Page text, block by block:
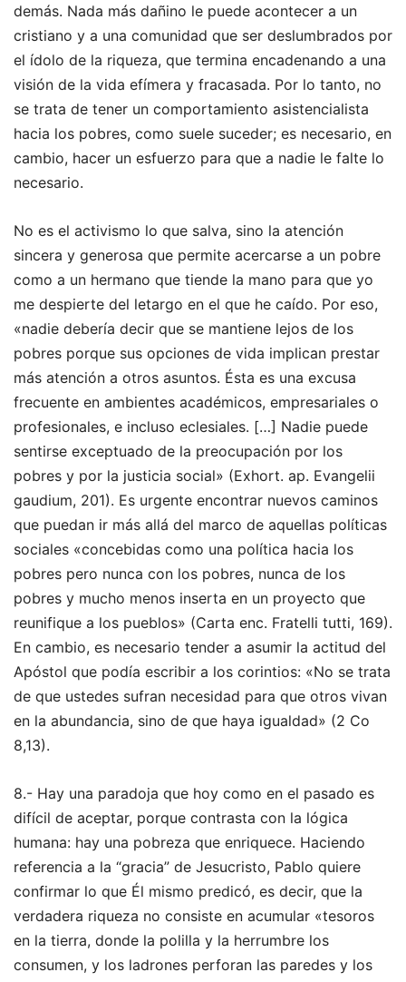
demás. Nada más dañino le puede acontecer a un
cristiano y a una comunidad que ser deslumbrados por
el ídolo de la riqueza, que termina encadenando a una
visión de la vida efímera y fracasada. Por lo tanto, no
se trata de tener un comportamiento asistencialista
hacia los pobres, como suele suceder; es necesario, en
cambio, hacer un esfuerzo para que a nadie le falte lo
necesario.
No es el activismo lo que salva, sino la atención
sincera y generosa que permite acercarse a un pobre
como a un hermano que tiende la mano para que yo
me despierte del letargo en el que he caído. Por eso,
«nadie debería decir que se mantiene lejos de los
pobres porque sus opciones de vida implican prestar
más atención a otros asuntos. Ésta es una excusa
frecuente en ambientes académicos, empresariales o
profesionales, e incluso eclesiales. […] Nadie puede
sentirse exceptuado de la preocupación por los
pobres y por la justicia social» (Exhort. ap. Evangelii
gaudium, 201). Es urgente encontrar nuevos caminos
que puedan ir más allá del marco de aquellas políticas
sociales «concebidas como una política hacia los
pobres pero nunca con los pobres, nunca de los
pobres y mucho menos inserta en un proyecto que
reunifique a los pueblos» (Carta enc. Fratelli tutti, 169).
En cambio, es necesario tender a asumir la actitud del
Apóstol que podía escribir a los corintios: «No se trata
de que ustedes sufran necesidad para que otros vivan
en la abundancia, sino de que haya igualdad» (2 Co
8,13).
8.- Hay una paradoja que hoy como en el pasado es
difícil de aceptar, porque contrasta con la lógica
humana: hay una pobreza que enriquece. Haciendo
referencia a la “gracia” de Jesucristo, Pablo quiere
confirmar lo que Él mismo predicó, es decir, que la
verdadera riqueza no consiste en acumular «tesoros
en la tierra, donde la polilla y la herrumbre los
consumen, y los ladrones perforan las paredes y los